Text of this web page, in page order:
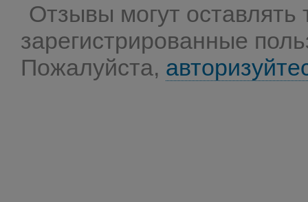
Отзывы могут оставлять
зарегистрированные
Пожалуйста,